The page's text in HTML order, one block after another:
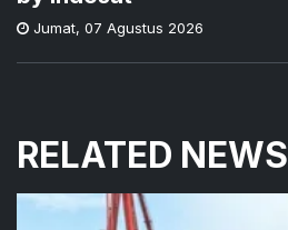
Jumat, 07 Agustus 2026
RELATED NEWS